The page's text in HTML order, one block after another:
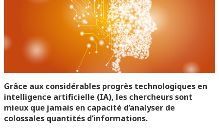
Grâce aux considérables progrès technologiques en
intelligence artificielle (IA), les chercheurs sont
mieux que jamais en capacité d’analyser de
colossales quantités d’informations.